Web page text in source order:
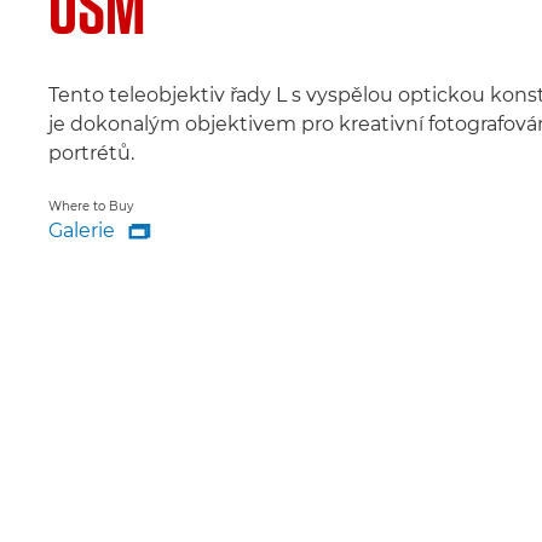
Tento teleobjektiv řady L s vyspělou optickou
je dokonalým objektivem pro kreativní
portrétů.
Where to Buy
Galerie
Galerie
